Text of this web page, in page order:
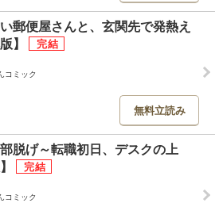
郵便屋さんと、玄関先で発熱え
】
コミック
無料立読み
脱げ～転職初日、デスクの上
コミック